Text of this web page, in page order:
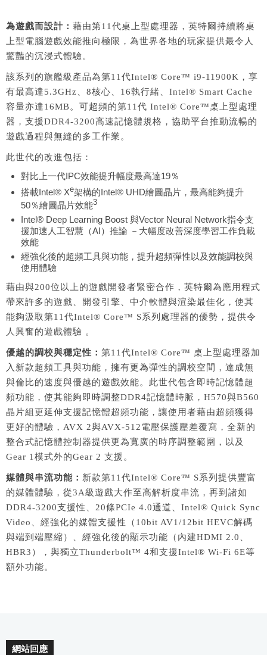
為遊戲而設計： 藉由第11代桌上型處理器，英特爾持續將桌
上型電腦遊戲效能推向極限，為世界各地的玩家提供最令人
驚豔的沉浸式體驗。
該系列的旗艦級產品為第11代Intel® Core™ i9-11900K，享
有最高達5.3GHz、8核心、16執行緒、Intel® Smart Cache
容量亦達16MB。可超頻的第11代 Intel® Core™桌上型處理
器，支援DDR4-3200高速記憶體規格，協助平台推動流暢的
遊戲過程與無縫的多工作業。
此世代的改進包括：
對比上一代IPC效能提升幅度最高達19％
搭載Intel® Xe架構的Intel® UHD繪圖晶片，最高能夠提升
50％繪圖晶片效能3
Intel® Deep Learning Boost 與Vector Neural Network指令支
援加速人工智慧（AI）推論 －大幅度改善深度學習工作負載
效能
經強化後的超頻工具與功能，提升超頻彈性以及效能調校與
使用體驗
藉由與200位以上的遊戲開發者緊密合作，英特爾為應用程式
帶來許多的遊戲、開發引擎、中介軟體與渲染最佳化，使其
能夠汲取第11代Intel® Core™ S系列處理器的優勢，提供令
人興奮的遊戲體驗 。
優越的調校與穩定性： 第11代Intel® Core™ 桌上型處理器加
入新款超頻工具與功能，擁有更為彈性的調校空間，達成無
與倫比的速度與優越的遊戲效能。此世代包含即時記憶體超
頻功能，使其能夠即時調整DDR4記憶體時脈，H570與B560
晶片組更延伸支援記憶體超頻功能，讓使用者藉由超頻獲得
更好的體驗，AVX 2與AVX-512電壓保護壓差覆寫，全新的
整合式記憶體控制器提供更為寬廣的時序調整範圍，以及
Gear 1模式外的Gear 2 支援。
媒體與串流功能： 新款第11代Intel® Core™ S系列提供豐富
的媒體體驗，從3A級遊戲大作至高解析度串流，再到諸如
DDR4-3200支援性、20條PCIe 4.0通道、Intel® Quick Sync
Video、經強化的媒體支援性（10bit AV1/12bit HEVC解碼
與端到端壓縮）、經強化後的顯示功能（內建HDMI 2.0、
HBR3），與獨立Thunderbolt™ 4和支援Intel® Wi-Fi 6E等
額外功能。
網站回應